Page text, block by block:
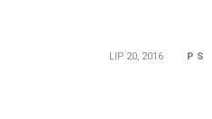
LIP 20, 2016 P S